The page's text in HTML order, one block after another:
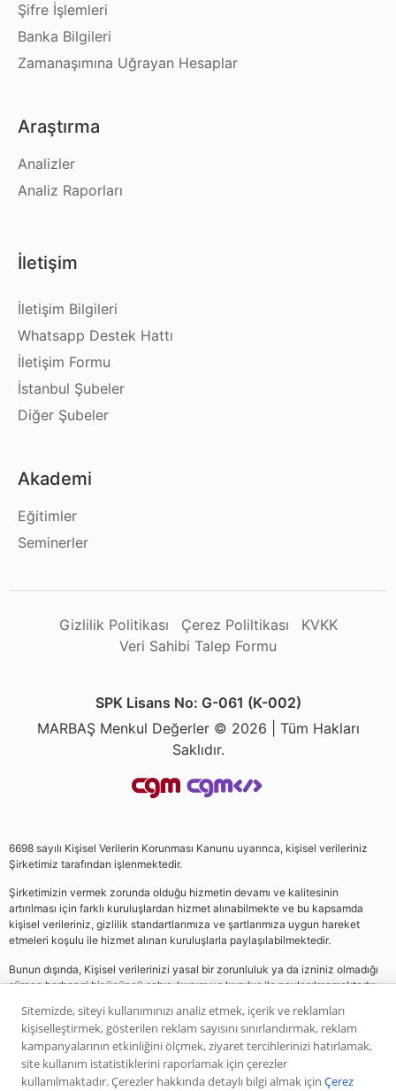
Şifre İşlemleri
Banka Bilgileri
Zamanaşımına Uğrayan Hesaplar
Araştırma
Analizler
Analiz Raporları
İletişim
İletişim Bilgileri
Whatsapp Destek Hattı
İletişim Formu
İstanbul Şubeler
Diğer Şubeler
Akademi
Eğitimler
Seminerler
Gizlilik Politikası Çerez Poliltikası
KVKK
Veri Sahibi Talep Formu
SPK Lisans No: G-061 (K-002)
MARBAŞ Menkul Değerler © 2026 | Tüm Hakları
Saklıdır.
6698 sayılı Kişisel Verilerin Korunması Kanunu uyarınca, kişisel verileriniz
Şirketimiz tarafından işlenmektedir.
Şirketimizin vermek zorunda olduğu hizmetin devamı ve kalitesinin
artırılması için farklı kuruluşlardan hizmet alınabilmekte ve bu kapsamda
kişisel verileriniz, gizlilik standartlarımıza ve şartlarımıza uygun hareket
etmeleri koşulu ile hizmet alınan kuruluşlarla paylaşılabilmektedir.
Bunun dışında, Kişisel verilerinizi yasal bir zorunluluk ya da izniniz olmadığı
sürece herhangi bir üçüncü şahıs, kurum ve kuruluş ile paylaşılmamaktadır.
Web sitemizde yer alan analiz, yorum ve tavsiyeler yatırım danışmanlığı
kapsamında değildir. Bu tavsiyeler genel nitelikte olup, özel olarak sizin mali
durumunuz ile risk ve getiri tercihlerinize uygun olarak hazırlanmamıştır. Bu
Sitemizde, siteyi kullanımınızı analiz etmek, içerik ve reklamları
kişiselleştirmek, gösterilen reklam sayısını sınırlandırmak, reklam
kampanyalarının etkinliğini ölçmek, ziyaret tercihlerinizi hatırlamak,
site kullanım istatistiklerini raporlamak için çerezler
kullanılmaktadır. Çerezler hakkında detaylı bilgi almak için Çerez